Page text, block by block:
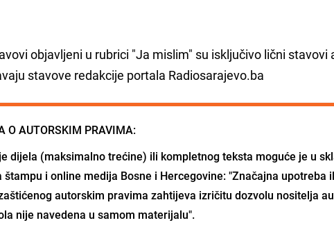
objavljeni u rubrici "Ja mislim" su isključivo lični
stavove redakcije portala Radiosarajevo.ba
O AUTORSKIM PRAVIMA:
dijela (maksimalno trećine) ili kompletnog teksta moguće je u
štampu i online medija Bosne i Hercegovine: "Značajna upotreba
autorskim pravima zahtijeva izričitu dozvolu nositelja
nije navedena u samom materijalu".